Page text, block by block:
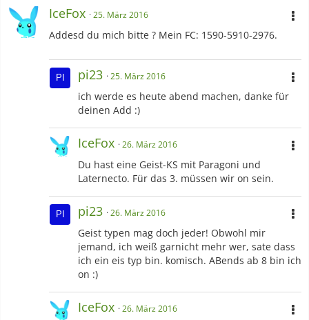
IceFox 25. März 2016
Addesd du mich bitte ? Mein FC: 1590-5910-2976.
pi23 25. März 2016
ich werde es heute abend machen, danke für
deinen Add :)
IceFox 26. März 2016
Du hast eine Geist-KS mit Paragoni und
Laternecto. Für das 3. müssen wir on sein.
pi23 26. März 2016
Geist typen mag doch jeder! Obwohl mir
jemand, ich weiß garnicht mehr wer, sate dass
ich ein eis typ bin. komisch. ABends ab 8 bin ich
on :)
IceFox 26. März 2016